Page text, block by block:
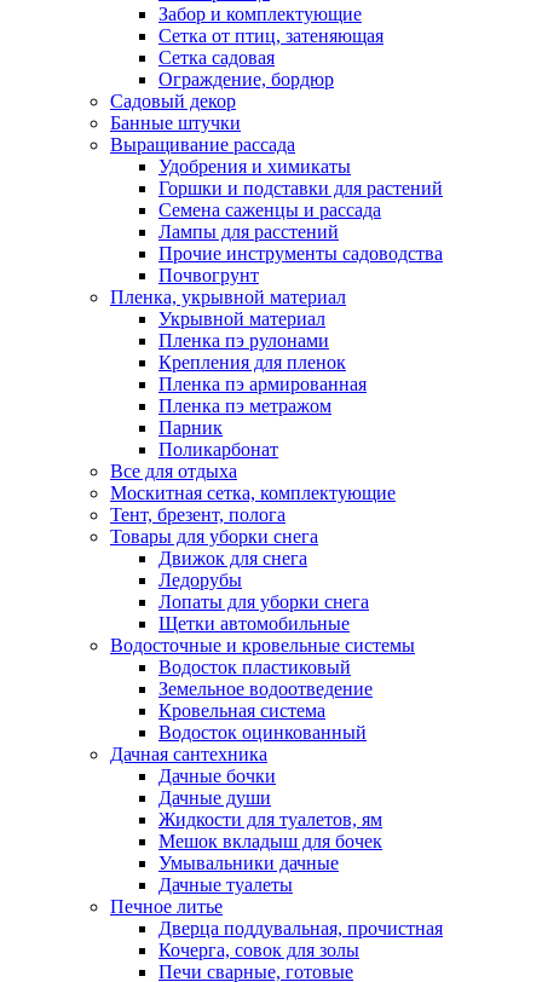
Забор и комплектующие
Сетка от птиц, затеняющая
Сетка садовая
Ограждение, бордюр
Садовый декор
Банные штучки
Выращивание рассада
Удобрения и химикаты
Горшки и подставки для растений
Семена саженцы и рассада
Лампы для расстений
Прочие инструменты садоводства
Почвогрунт
Пленка, укрывной материал
Укрывной материал
Пленка пэ рулонами
Крепления для пленок
Пленка пэ армированная
Пленка пэ метражом
Парник
Поликарбонат
Все для отдыха
Москитная сетка, комплектующие
Тент, брезент, полога
Товары для уборки снега
Движок для снега
Ледорубы
Лопаты для уборки снега
Щетки автомобильные
Водосточные и кровельные системы
Водосток пластиковый
Земельное водоотведение
Кровельная система
Водосток оцинкованный
Дачная сантехника
Дачные бочки
Дачные души
Жидкости для туалетов, ям
Мешок вкладыш для бочек
Умывальники дачные
Дачные туалеты
Печное литье
Дверца поддувальная, прочистная
Кочерга, совок для золы
Печи сварные, готовые